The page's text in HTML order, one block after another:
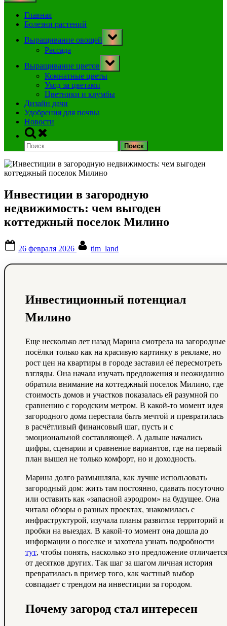
Главная
Болезни растений
Выращивание овощей
Toggle
sub-
Рассада
Выращивание цветов
Toggle
sub-
menu
Комнатные цветы
Уход за цветами
Цветники и клумбы
Дизайн дачи
Удобрения для почвы
Новости
Toggle
search
form
Найти:
Инвестиции в загородную
недвижимость: чем выгоден
коттеджный поселок Милино
on
26 февраля 2026 tim_land
Инвестиционный потенциал
Милино
Еще несколько лет назад Марина смотрела на загородные
посёлки только как на красивую картинку в рекламе, но
рост цен на квартиры в городе заставил её пересмотреть
взгляды. Она начала изучать предложения и неожиданно
обратила внимание на коттеджный поселок Милино, где
стоимость домов и участков показалась ей разумной по
сравнению с городским метром. В какой-то момент идея
загородного дома перестала быть мечтой и превратилась
в расчётливый финансовый шаг, пусть и с
эмоциональной составляющей. А дальше начались
цифры, сценарии и сравнение вариантов, где на первый
план вышел не только комфорт, но и доходность.
Марина долго размышляла, как лучше использовать
загородный дом: жить там постоянно, сдавать посуточно
или оставить как «запасной аэродром» на будущее. Она
читала обзоры о разных проектах, знакомилась с
инфраструктурой, изучала планы развития территорий и
пробки на выездах. В какой-то момент она дошла до
информации о поселке и захотела узнать подробности
тут, чтобы понять, насколько это предложение отличается
от десятков других. Так шаг за шагом личная история
превратилась в пример того, как частный выбор
совпадает с трендом на инвестиции за городом.
Почему загород стал интересен